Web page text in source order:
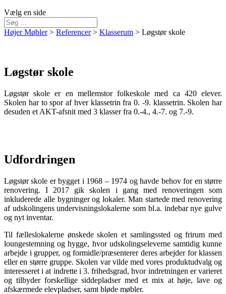
Vælg en side
Højer Møbler> Referencer> Klasserum > Løgstør skole
Løgstør skole
Løgstør skole er en mellemstor folkeskole med ca 420 elever.
Skolen har to spor af hver klassetrin fra 0. -9. klassetrin. Skolen har
desuden et AKT-afsnit med 3 klasser fra 0.-4., 4.-7. og 7.-9.
Udfordringen
Løgstør skole er bygget i 1968 – 1974 og havde behov for en større
renovering. I 2017 gik skolen i gang med renoveringen som
inkluderede alle bygninger og lokaler. Man startede med renovering
af udskolingens undervisningslokalerne som bl.a. indebar nye gulve
og nyt inventar.
Til fælleslokalerne ønskede skolen et samlingssted og frirum med
loungestemning og hygge, hvor udskolingseleverne samtidig kunne
arbejde i grupper, og formidle/præsenterer deres arbejder for klassen
eller en større gruppe. Skolen var vilde med vores produktudvalg og
interesseret i at indrette i 3. frihedsgrad, hvor indretningen er varieret
og tilbyder forskellige siddepladser med et mix at høje, lave og
afskærmede elevpladser, samt bløde møbler.